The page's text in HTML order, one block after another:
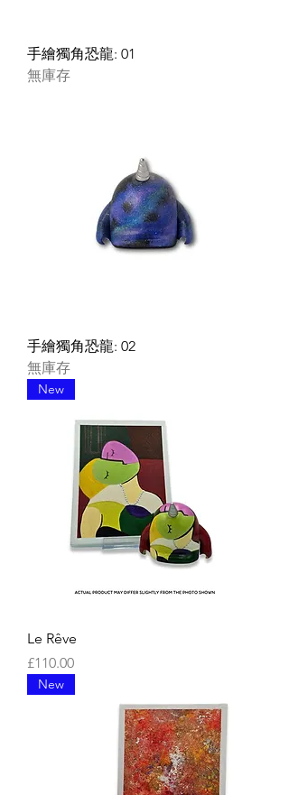
手繪獨角恐龍: 01
無庫存
手繪獨角恐龍: 02
無庫存
New
Le Rêve
價格
£110.00
New